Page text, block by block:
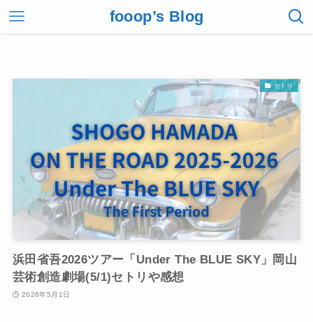
fooop’s Blog
セトリ
浜田省吾2026ツアー「Under The BLUE SKY」岡山
芸術創造劇場(5/1)セトリや感想
2026年5月1日